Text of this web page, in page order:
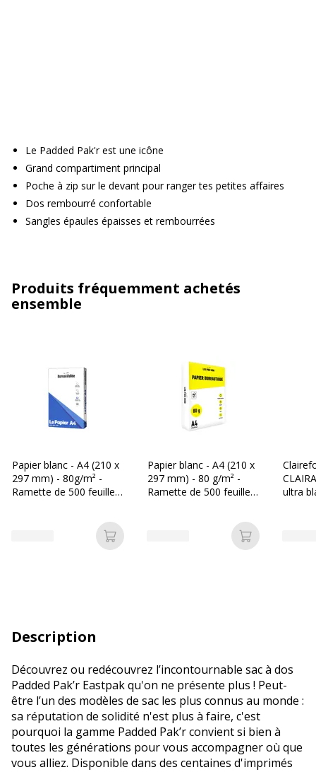
Le Padded Pak'r est une icône
Grand compartiment principal
Poche à zip sur le devant pour ranger tes petites affaires
Dos rembourré confortable
Sangles épaules épaisses et rembourrées
Produits fréquemment achetés
ensemble
Papier blanc - A4 (210 x
297 mm) - 80g/m² -
Ramette de 500 feuilles
Ajouter au panier
Papier blanc - A4 (210 x
297 mm) - 80 g/m² -
Ramette de 500 feuilles
Ajouter au
ultra
Description
Découvrez ou redécouvrez l’incontournable sac à dos
Padded Pak’r Eastpak qu'on ne présente plus ! Peut-
être l’un des modèles de sac les plus connus au monde :
sa réputation de solidité n'est plus à faire, c'est
pourquoi la gamme Padded Pak’r convient si bien à
toutes les générations pour vous accompagner où que
vous alliez. Disponible dans des centaines d'imprimés